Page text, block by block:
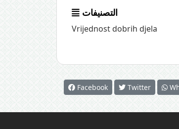
التصنيفات
Vrijednost dobrih djela
Facebook Twitter